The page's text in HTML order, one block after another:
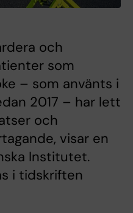
och
som
– som använts i
2017 – har lett
och
visar en
Institutet.
i tidskriften